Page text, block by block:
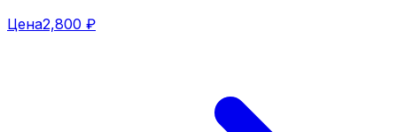
Цена2,800 ₽